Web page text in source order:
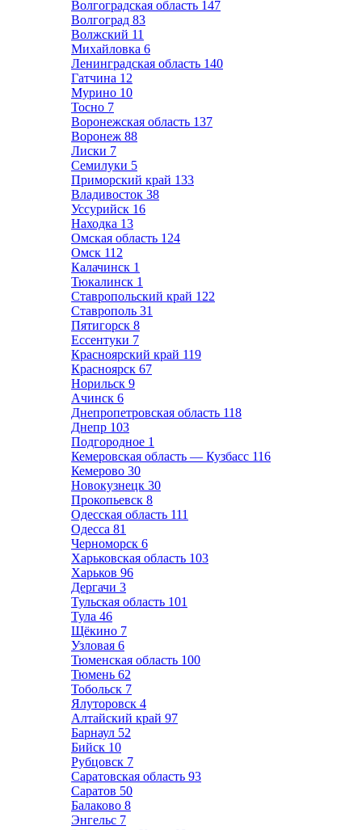
Волгоградская область 147
Волгоград 83
Волжский 11
Михайловка 6
Ленинградская область 140
Гатчина 12
Мурино 10
Тосно 7
Воронежская область 137
Воронеж 88
Лиски 7
Семилуки 5
Приморский край 133
Владивосток 38
Уссурийск 16
Находка 13
Омская область 124
Омск 112
Калачинск 1
Тюкалинск 1
Ставропольский край 122
Ставрополь 31
Пятигорск 8
Ессентуки 7
Красноярский край 119
Красноярск 67
Норильск 9
Ачинск 6
Днепропетровская область 118
Днепр 103
Подгородное 1
Кемеровская область — Кузбасс 116
Кемерово 30
Новокузнецк 30
Прокопьевск 8
Одесская область 111
Одесса 81
Черноморск 6
Харьковская область 103
Харьков 96
Дергачи 3
Тульская область 101
Тула 46
Щёкино 7
Узловая 6
Тюменская область 100
Тюмень 62
Тобольск 7
Ялуторовск 4
Алтайский край 97
Барнаул 52
Бийск 10
Рубцовск 7
Саратовская область 93
Саратов 50
Балаково 8
Энгельс 7